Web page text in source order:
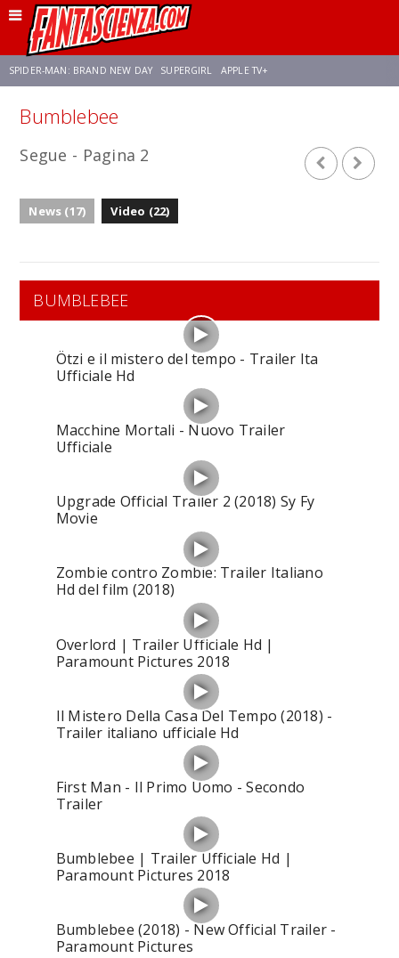
SPIDER-MAN: BRAND NEW DAY SUPERGIRL APPLE TV+
Bumblebee
Segue - Pagina 2
News (17) Video (22)
BUMBLEBEE
Ötzi e il mistero del tempo - Trailer Ita
Ufficiale Hd
Macchine Mortali - Nuovo Trailer
Ufficiale
Upgrade Official Trailer 2 (2018) Sy Fy
Movie
Zombie contro Zombie: Trailer Italiano
Hd del film (2018)
Overlord | Trailer Ufficiale Hd |
Paramount Pictures 2018
Il Mistero Della Casa Del Tempo (2018) -
Trailer italiano ufficiale Hd
First Man - Il Primo Uomo - Secondo
Trailer
Bumblebee | Trailer Ufficiale Hd |
Paramount Pictures 2018
Bumblebee (2018) - New Official Trailer -
Paramount Pictures